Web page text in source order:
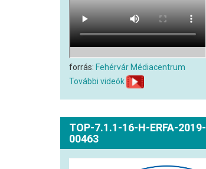
forrás: Fehérvár Médiacentrum
További videók
TOP-7.1.1-16-H-ERFA-2019-
00463